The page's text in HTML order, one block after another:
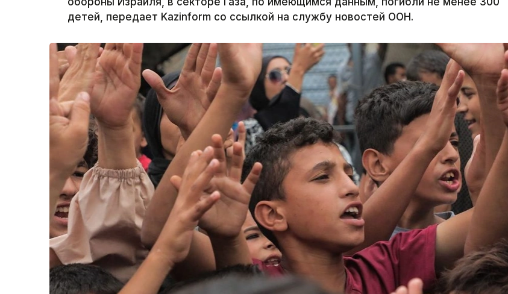
детей, передает Kazinform со ссылкой на службу новостей ООН.